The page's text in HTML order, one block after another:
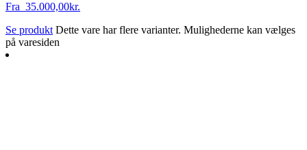
Fra 35.000,00kr.
Se produkt Dette vare har flere varianter. Mulighederne kan vælges
på varesiden